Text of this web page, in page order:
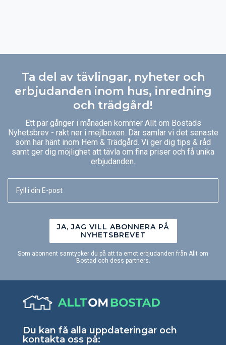
Ta del av tävlingar, nyheter och
erbjudanden inom hus, inredning
och trädgård!
Ett par gånger i månaden kommer Allt om Bostads
Nyhetsbrev - rakt ner i mejlboxen. Där samlar vi det senaste
som har hänt inom Hem & Trädgård. Vi ger dig tips & råd
samt ger dig möjlighet att tävla om fina priser och få unika
erbjudanden.
JA, JAG VILL ABONNERA PÅ
NYHETSBREVET
Som abonnent samtycker du på att ta emot erbjudanden från Allt om
Bostad och dess partners.
Du kan få alla uppdateringar och
kontakta oss på: